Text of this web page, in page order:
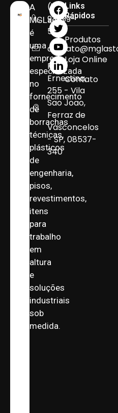
A
MGLasto
é
uma
empresa
especializada
no
fornecimento
de
borrachas
técnicas,
plásticos
de
engenharia,
pisos,
revestimentos,
itens
para
trabalho
em
altura
e
soluções
industriais
sob
medida.
(11)
93959-
5090
Rua
Ernestina,
255 - Vila
Sao Joao,
Ferraz de
Vasconcelos
- SP, 08537-
340
Links
Rápidos
Produtos
Loja Online
Contato